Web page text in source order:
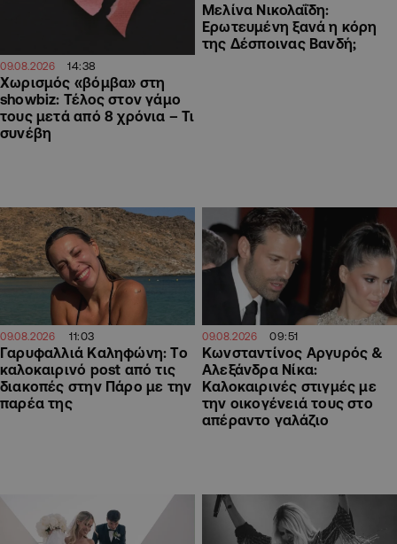
09.08.2026 14:38
Χωρισμός «βόμβα» στη
showbiz: Τέλος στον γάμο
τους μετά από 8 χρόνια – Τι
συνέβη
Μελίνα Νικολαΐδη:
Ερωτευμένη ξανά η κόρη
της Δέσποινας Βανδή;
09.08.2026 11:03
Γαρυφαλλιά Καληφώνη: To
καλοκαιρινό post από τις
διακοπές στην Πάρο με την
παρέα της
09.08.2026 09:51
Κωνσταντίνος Αργυρός &
Αλεξάνδρα Νίκα:
Καλοκαιρινές στιγμές με
την οικογένειά τους στο
απέραντο γαλάζιο